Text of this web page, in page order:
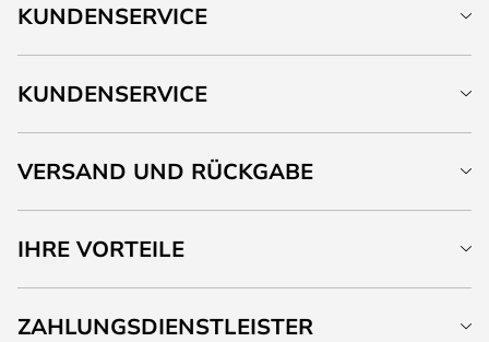
KUNDENSERVICE
KUNDENSERVICE
VERSAND UND RÜCKGABE
IHRE VORTEILE
ZAHLUNGSDIENSTLEISTER